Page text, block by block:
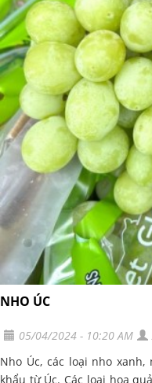
NHO ÚC
05/04/2024 - 10:20 AM
Nho Úc, các loại nho
khẩu từ Úc. Các loại hoa